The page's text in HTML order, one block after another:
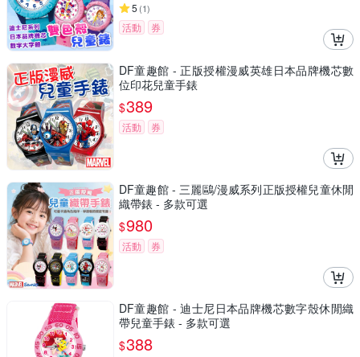
5 (1)
活動 券
DF童趣館 - 正版授權漫威英雄日本品牌機芯數
位印花兒童手錶
$389
活動 券
DF童趣館 - 三麗鷗/漫威系列正版授權兒童休閒
織帶錶 - 多款可選
$980
活動 券
DF童趣館 - 迪士尼日本品牌機芯數字殼休閒織
帶兒童手錶 - 多款可選
$388